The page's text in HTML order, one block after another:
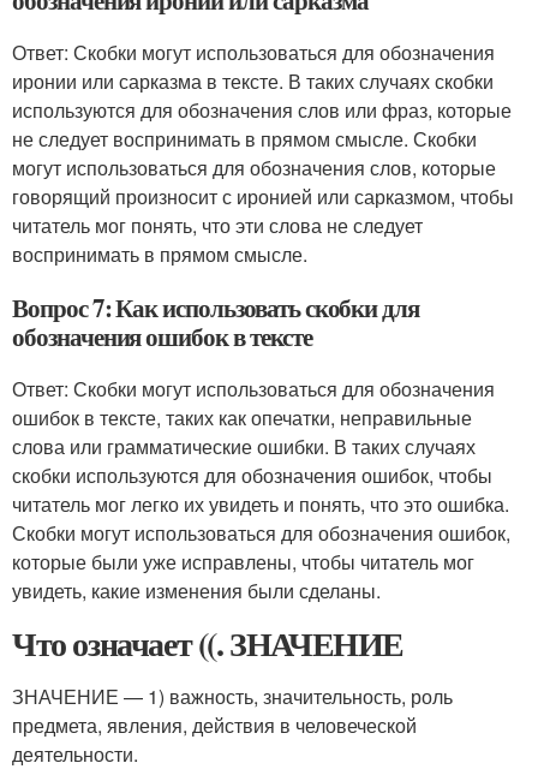
Ответ: Скобки могут использоваться для обозначения
иронии или сарказма в тексте. В таких случаях скобки
используются для обозначения слов или фраз, которые
не следует воспринимать в прямом смысле. Скобки
могут использоваться для обозначения слов, которые
говорящий произносит с иронией или сарказмом, чтобы
читатель мог понять, что эти слова не следует
воспринимать в прямом смысле.
Вопрос 7: Как использовать скобки для
обозначения ошибок в тексте
Ответ: Скобки могут использоваться для обозначения
ошибок в тексте, таких как опечатки, неправильные
слова или грамматические ошибки. В таких случаях
скобки используются для обозначения ошибок, чтобы
читатель мог легко их увидеть и понять, что это ошибка.
Скобки могут использоваться для обозначения ошибок,
которые были уже исправлены, чтобы читатель мог
увидеть, какие изменения были сделаны.
Что означает ((. ЗНАЧЕНИЕ
ЗНАЧЕНИЕ — 1) важность, значительность, роль
предмета, явления, действия в человеческой
деятельности.